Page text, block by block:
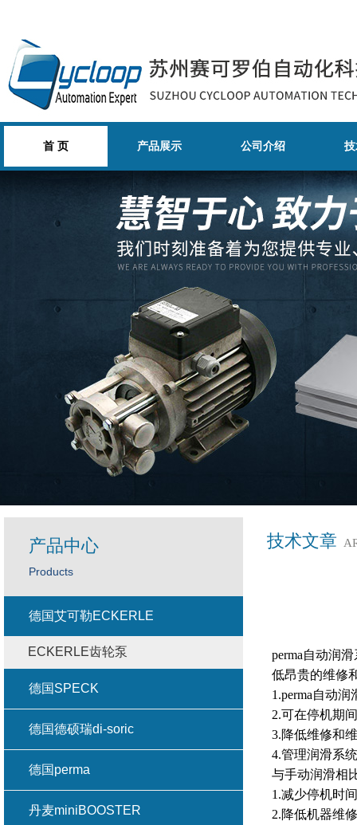
首 页 产品展示 公司介绍
技术文章
perma自动润
低昂贵的维修
1.perma自动
2.可在停机期
3.降低维修和
4.管理润滑系
与手动润滑相
1.减少停机时
2.降低机器维
产品中心
Products
德国艾可勒ECKERLE
ECKERLE齿轮泵
德国SPECK
德国德硕瑞di-soric
德国perma
丹麦miniBOOSTER